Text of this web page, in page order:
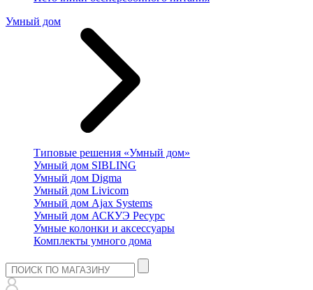
Умный дом
Типовые решения «Умный дом»
Умный дом SIBLING
Умный дом Digma
Умный дом Livicom
Умный дом Ajax Systems
Умный дом АСКУЭ Ресурс
Умные колонки и аксессуары
Комплекты умного дома